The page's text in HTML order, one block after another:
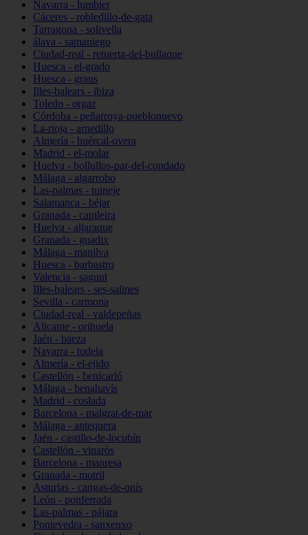
Navarra - lumbier
Cáceres - robledillo-de-gata
Tarragona - solivella
álava - samaniego
Ciudad-real - retuerta-del-bullaque
Huesca - el-grado
Huesca - graus
Illes-balears - ibiza
Toledo - orgaz
Córdoba - peñarroya-pueblonuevo
La-rioja - arnedillo
Almería - huércal-overa
Madrid - el-molar
Huelva - bollullos-par-del-condado
Málaga - algarrobo
Las-palmas - tuineje
Salamanca - béjar
Granada - capileira
Huelva - aljaraque
Granada - guadix
Málaga - manilva
Huesca - barbastro
Valencia - sagunt
Illes-balears - ses-salines
Sevilla - carmona
Ciudad-real - valdepeñas
Alicante - orihuela
Jaén - baeza
Navarra - tudela
Almería - el-ejido
Castellón - benicarló
Málaga - benahavís
Madrid - coslada
Barcelona - malgrat-de-mar
Málaga - antequera
Jaén - castillo-de-locubín
Castellón - vinaròs
Barcelona - manresa
Granada - motril
Asturias - cangas-de-onís
León - ponferrada
Las-palmas - pájara
Pontevedra - sanxenxo